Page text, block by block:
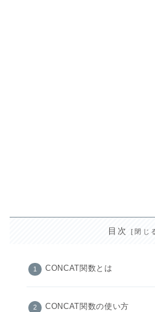
目次
CONCAT関数とは
CONCAT関数の使い方